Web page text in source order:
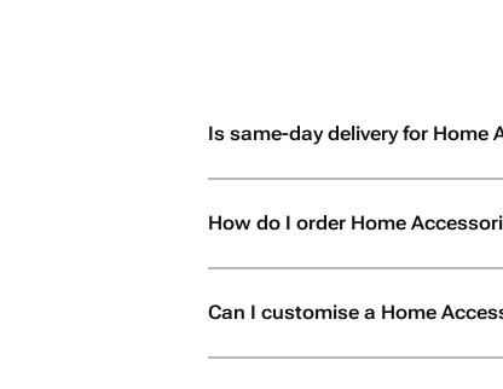
искреннее
своим близким не
что всё будет
безупречно,
Is same-day delivery for Home
How do I order Home
Can I customise a Home